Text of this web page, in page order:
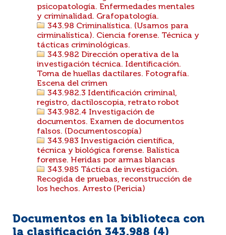
psicopatología. Enfermedades mentales
y criminalidad. Grafopatología.
343.98 Criminalística. (Usamos para
cirminalística). Ciencia forense. Técnica y
tácticas criminológicas.
343.982 Dirección operativa de la
investigación técnica. Identificación.
Toma de huellas dactilares. Fotografía.
Escena del crimen
343.982.3 Identificación criminal,
registro, dactiloscopia, retrato robot
343.982.4 Investigación de
documentos. Examen de documentos
falsos. (Documentoscopía)
343.983 Investigación científica,
técnica y biológica forense. Balística
forense. Heridas por armas blancas
343.985 Táctica de investigación.
Recogida de pruebas, reconstrucción de
los hechos. Arresto (Pericia)
Documentos en la biblioteca con
la clasificación 343.988 (4)